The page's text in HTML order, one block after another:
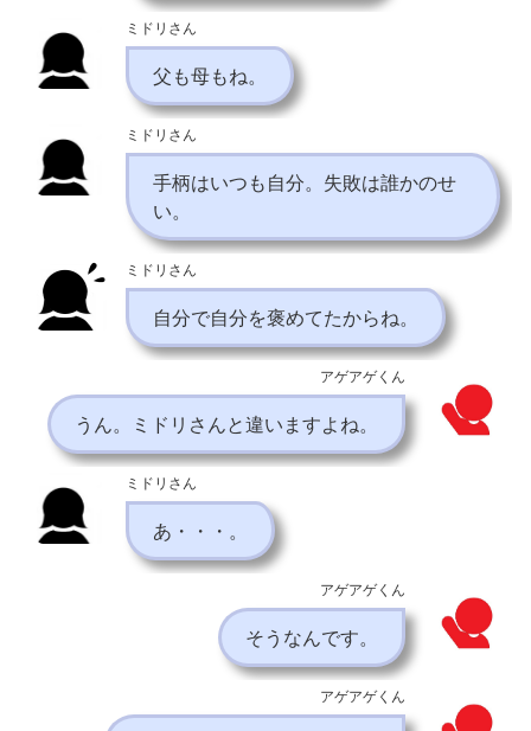
ミドリさん
父も母もね。
ミドリさん
手柄はいつも自分。失敗は誰かのせ
い。
ミドリさん
自分で自分を褒めてたからね。
アゲアゲくん
うん。ミドリさんと違いますよね。
ミドリさん
あ・・・。
アゲアゲくん
そうなんです。
アゲアゲくん